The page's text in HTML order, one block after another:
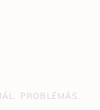
, PROBLÉMÁS ,